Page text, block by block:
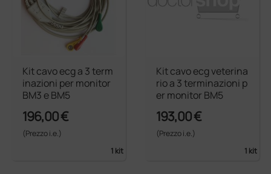
Kit cavo ecg a 3 term
inazioni per monitor
BM3 e BM5
196,00 €
(Prezzo i.e.)
1 kit
Kit cavo ecg veterina
rio a 3 terminazioni p
er monitor BM5
193,00 €
(Prezzo i.e.)
1 kit